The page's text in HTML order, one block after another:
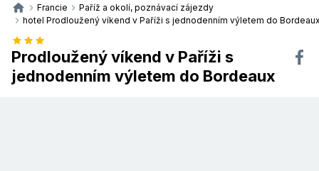
Francie
Paříž a okolí, poznávací zájezdy
hotel Prodloužený víkend v Paříži s jednodenním výletem do
Prodloužený víkend v Paříži s
jednodenním výletem do Bordeaux